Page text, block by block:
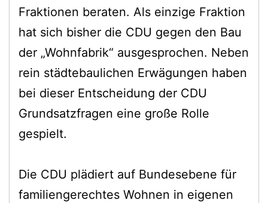
Fraktionen beraten. Als einzige Fraktion
hat sich bisher die CDU gegen den Bau
der „Wohnfabrik“ ausgesprochen. Neben
rein städtebaulichen Erwägungen haben
bei dieser Entscheidung der CDU
Grundsatzfragen eine große Rolle
gespielt.
Die CDU plädiert auf Bundesebene für
familiengerechtes Wohnen in eigenen